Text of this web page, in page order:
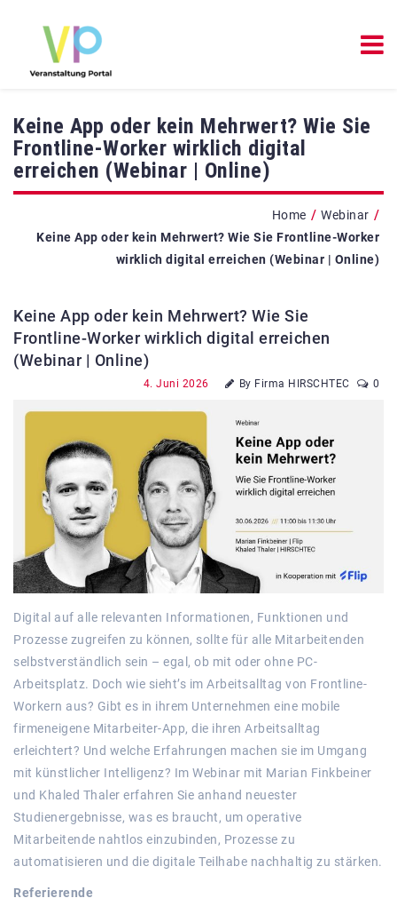
Keine App oder kein Mehrwert? Wie Sie
Frontline-Worker wirklich digital
erreichen (Webinar | Online)
Home / Webinar /
Keine App oder kein Mehrwert? Wie Sie Frontline-Worker
wirklich digital erreichen (Webinar | Online)
Keine App oder kein Mehrwert? Wie Sie
Frontline-Worker wirklich digital erreichen
(Webinar | Online)
4. Juni 2026 By Firma HIRSCHTEC 0
Digital auf alle relevanten Informationen, Funktionen und
Prozesse zugreifen zu können, sollte für alle Mitarbeitenden
selbstverständlich sein – egal, ob mit oder ohne PC-
Arbeitsplatz. Doch wie sieht’s im Arbeitsalltag von Frontline-
Workern aus? Gibt es in ihrem Unternehmen eine mobile
firmeneigene Mitarbeiter-App, die ihren Arbeitsalltag
erleichtert? Und welche Erfahrungen machen sie im Umgang
mit künstlicher Intelligenz? Im Webinar mit Marian Finkbeiner
und Khaled Thaler erfahren Sie anhand neuester
Studienergebnisse, was es braucht, um operative
Mitarbeitende nahtlos einzubinden, Prozesse zu
automatisieren und die digitale Teilhabe nachhaltig zu stärken.
Referierende